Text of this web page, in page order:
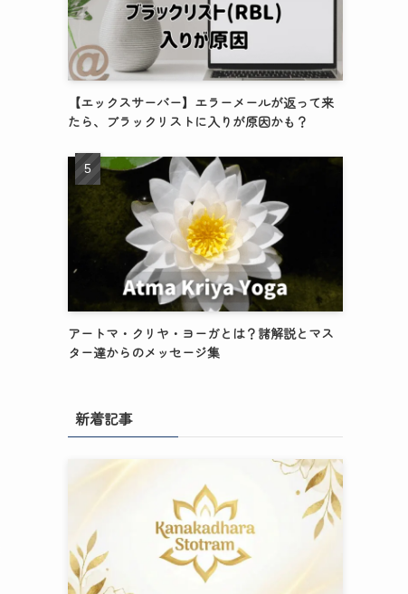
【エックスサーバー】エラーメールが返って来
たら、ブラックリストに入りが原因かも？
アートマ・クリヤ・ヨーガとは？諸解説とマス
ター達からのメッセージ集
新着記事